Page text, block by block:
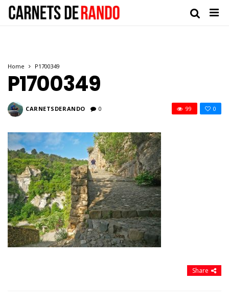
Home P1700349
P1700349
CARNETSDERANDO 0 0
99
Share